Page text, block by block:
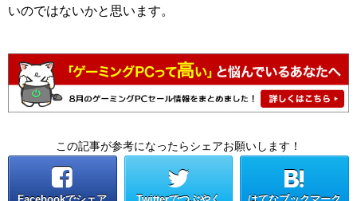
いのではないかと思います。
この記事が参考になったらシェアお願いします！